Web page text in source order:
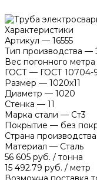
Характеристики
Артикул — 16555
Тип производства —
Вес погонного метра
ГОСТ — ГОСТ 10704-
Размер — 1020х11
Диаметр — 1020
Стенка — 11
Марка стали — Ст3
Покрытие — без
Страна производства
Материал — Сталь
56 605 руб. / тонна
15 492.79 руб. / метр